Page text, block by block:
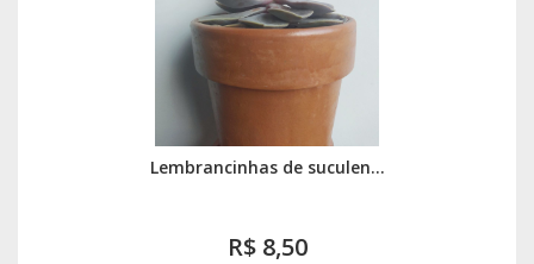
Lembrancinhas de suculen...
R$ 8,50